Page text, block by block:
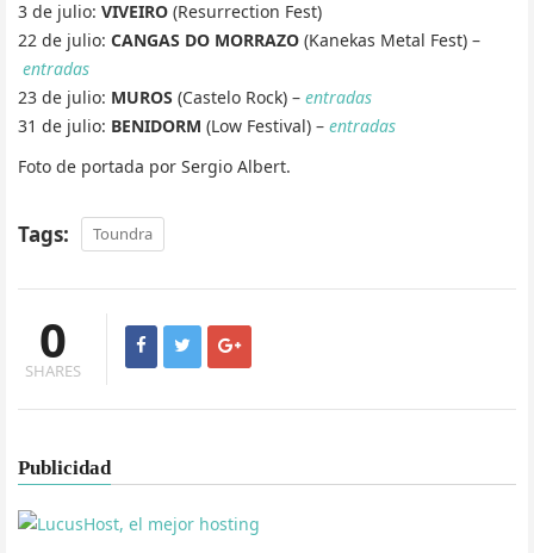
3 de julio: VIVEIRO (Resurrection Fest)
22 de julio: CANGAS DO MORRAZO (Kanekas Metal Fest) –
entradas
23 de julio: MUROS (Castelo Rock) – entradas
31 de julio: BENIDORM (Low Festival) – entradas
Foto de portada por Sergio Albert.
Tags: Toundra
0
SHARES
Publicidad